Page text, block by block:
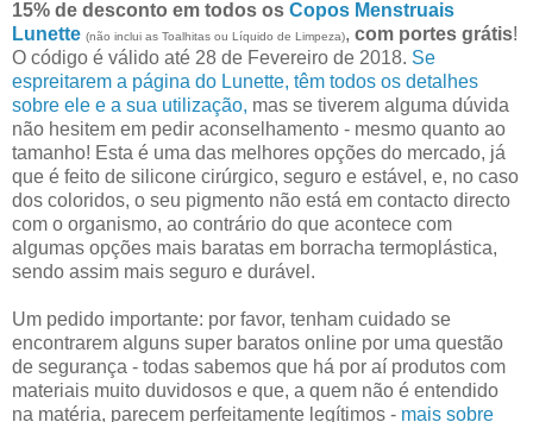
15% de desconto em todos os Copos Menstruais
Lunette (não inclui as Toalhitas ou Líquido de Limpeza), com portes grátis!
O código é válid​o​ ​até 28 de Fevereiro​ de 2018. Se
espreitarem a página do Lunette, têm todos os detalhes
sobre ele e a sua utilização, mas se tiverem alguma dúvida
não hesitem em pedir aconselhamento - mesmo quanto ao
tamanho! Esta é uma das melhores opções do mercado, já
que é feito de silicone cirúrgico, seguro e estável, e, no caso
dos coloridos, o seu pigmento não está em contacto directo
com o organismo, ao contrário do que acontece com
algumas opções mais baratas em borracha termoplástica,
sendo assim mais seguro e durável.
Um pedido importante: por favor, tenham cuidado se
encontrarem alguns super baratos online por uma questão
de segurança - todas sabemos que há por aí produtos com
materiais muito duvidosos e que, a quem não é entendido
na matéria, parecem perfeitamente legítimos - mais sobre